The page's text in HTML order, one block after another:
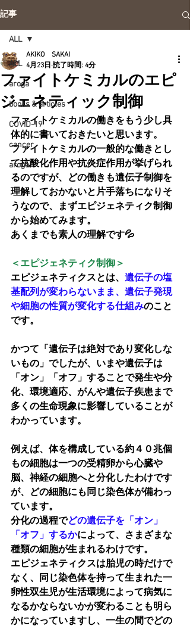
記事
ALL
aroga
books & articles
COVID-19
cancer
aroga
ALL
ファイトケミカルのエピ
ジェネティック制御
AKIKO SAKAI
4月23日 読了時間: 4分
ファイトケミカルの働きをもう少し具
体的に書いておきたいと思います。
ファイトケミカルの一般的な働きとし
て抗酸化作用や抗炎症作用が挙げられ
るのですが、どの働きも遺伝子制御を
理解しておかないと片手落ちになりそ
うなので、まずエピジェネティク制御
から始めてみます。
あくまでも素人の理解です💦
＜エピジェネティク制御＞
エピジェネティクスとは、 遺伝子の塩
基配列が変わらないまま、遺伝子発現
や細胞の性質が変化する仕組みのこと
です。
かつて「遺伝子は絶対であり変化しな
いもの」でしたが、いまや遺伝子は
「オン」「オフ」することで発生や分
化、環境適応、がんや遺伝子疾患まで
多くの生命現象に影響していることが
わかっています。
例えば、体を構成している約４０兆個
もの細胞は一つの受精卵から心臓や
脳、神経の細胞へと分化したわけです
が、どの細胞にも同じ染色体が備わっ
ています。
分化の過程でどの遺伝子を「オン」
「オフ」するかによって、さまざまな
種類の細胞が生まれるわけです。
エピジェネティクスは胎児の時だけで
なく、同じ染色体を持って生まれた一
卵性双生児が生活環境によって病気に
なるかならないかが変わることも明ら
かになっていますし、一生の間でどの